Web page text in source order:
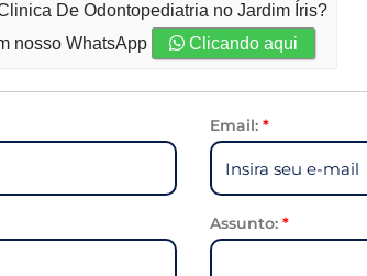
De Odontopediatria no Jardim Íris?
nosso WhatsApp Clicando aqui
Email: *
Assunto: *